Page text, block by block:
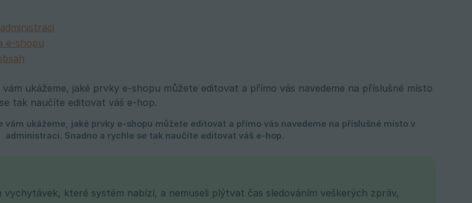
e-shopu
které systém nabízí, a nemuseli plýtvat čas sledováním veškerých zpráv,